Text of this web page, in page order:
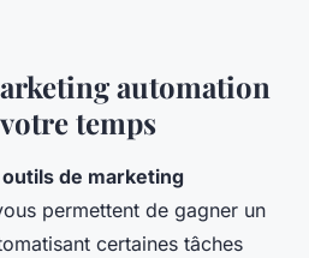
automation
temps
outils de marketing
permettent de gagner un
certaines tâches